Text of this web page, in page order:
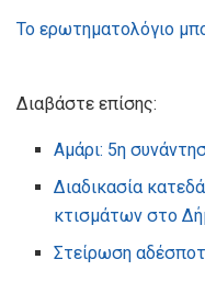
Το ερωτηματολόγιο
Διαβάστε επίσης:
Αμάρι: 5η
Διαδικασία
κτισμάτων στο
Στείρωση